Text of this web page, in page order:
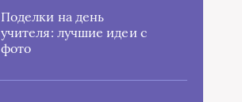
Поделки на день
учителя: лучшие идеи с
фото